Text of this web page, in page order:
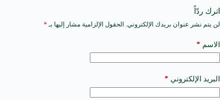
اترك ردّاً
لن يتم نشر عنوان بريدك الإلكتروني. الحقول الإلزامية مشار إليها بـ *
الاسم *
البريد الإلكتروني *
A
t
e
a
t
i